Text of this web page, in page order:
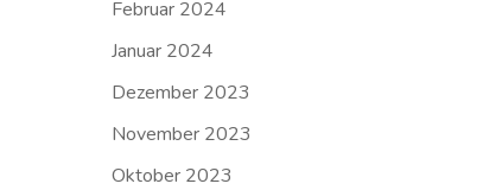
Februar 2024
Januar 2024
Dezember 2023
November 2023
Oktober 2023